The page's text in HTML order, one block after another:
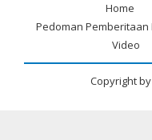
Footer
Home
Pedoman Pemberitaan
Video
Copyright